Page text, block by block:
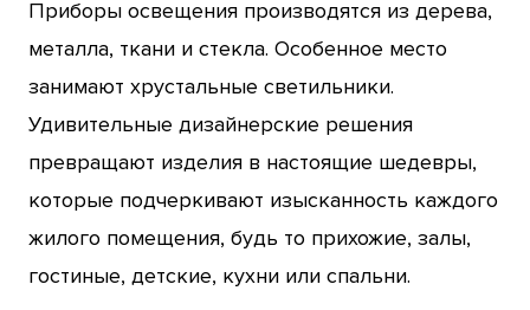
Приборы освещения производятся из дерева,
металла, ткани и стекла. Особенное место
занимают хрустальные светильники.
Удивительные дизайнерские решения
превращают изделия в настоящие шедевры,
которые подчеркивают изысканность каждого
жилого помещения, будь то прихожие, залы,
гостиные, детские, кухни или спальни.